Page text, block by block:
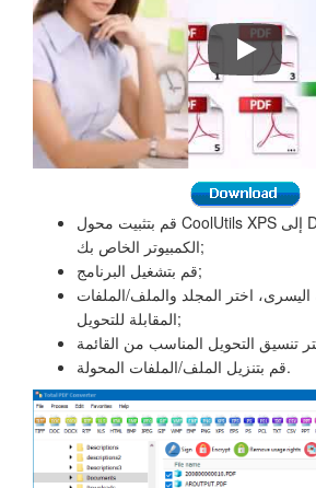
قم بتثبيت محول CoolUtils XPS إلى Doc على جهاز
الكمبيوتر الخاص بك;
قم بتشغيل البرنامج;
اليسرى، اختر المجلد والملف/الملفات
المقابلة للتحويل;
قم بتنزيل الملف/الملفات المحولة.